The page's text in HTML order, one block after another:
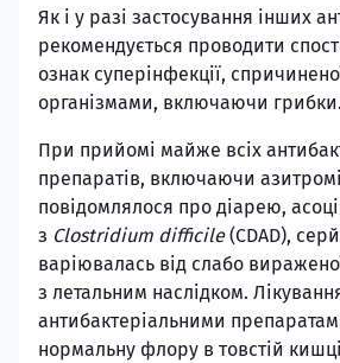
Як і у разі застосування інших
рекомендується проводити
ознак суперінфекції,
організмами, включаючи грибки.
При прийомі майже всіх
препаратів, включаючи
повідомлялося про діарею,
з Clostridium difficile(CDAD),
варіювалась від слабо
з летальним наслідком.
антибактеріальними
нормальну флору в товстій